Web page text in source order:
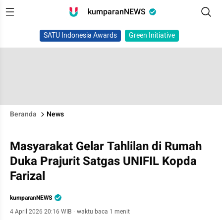
kumparanNEWS
SATU Indonesia Awards Green Initiative
Beranda News
Masyarakat Gelar Tahlilan di Rumah
Duka Prajurit Satgas UNIFIL Kopda
Farizal
kumparanNEWS
4 April 2026 20:16 WIB · waktu baca 1 menit